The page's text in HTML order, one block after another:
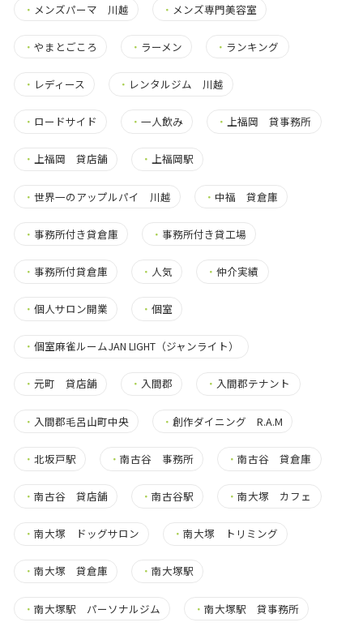
・ メンズパーマ 川越 ・ メンズ専門美容室
・ やまとごころ ・ ラーメン ・ ランキング
・ レディース ・ レンタルジム 川越
・ ロードサイド ・一人飲み ・上福岡 貸事務所
・ 上福岡 貸店舗 ・上福岡駅
・ 世界一のアップルパイ 川越 ・中福 貸倉庫
・ 事務所付き貸倉庫 ・ 事務所付き貸工場
・ 事務所付貸倉庫 ・ 人気 ・仲介実績
・ 個人サロン開業 ・個室
・ 個室麻雀ルームJAN LIGHT（ジャンライト）
・ 元町 貸店舗 ・ 入間郡 ・ 入間郡テナント
・ 入間郡毛呂山町中央 ・創作ダイニング R.A.M
・ 北坂戸駅 ・南古谷 事務所 ・南古谷 貸倉庫
・ 南古谷 貸店舗 ・南古谷駅 ・南大塚 カフェ
・ 南大塚 ドッグサロン ・南大塚 トリミング
・ 南大塚 貸倉庫 ・南大塚駅
・ 南大塚駅 パーソナルジム ・南大塚駅 貸事務所